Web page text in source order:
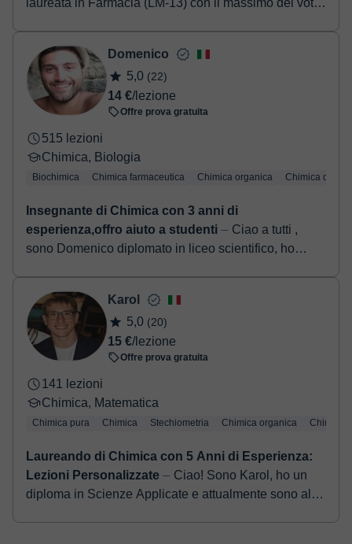
laureata in Farmacia (LM-13) con il massimo dei voti
Domenico
5,0 (22)
14 €/lezione
Offre prova gratuita
515 lezioni
Chimica, Biologia
Biochimica Chimica farmaceutica Chimica organica Chimica di
Insegnante di Chimica con 3 anni di
esperienza,offro aiuto a studenti ⏤ Ciao a tutti ,
sono Domenico diplomato in liceo scientifico, ho
Karol
5,0 (20)
15 €/lezione
Offre prova gratuita
141 lezioni
Chimica, Matematica
Chimica pura Chimica Stechiometria Chimica organica Chimica
Laureando di Chimica con 5 Anni di Esperienza:
Lezioni Personalizzate ⏤ Ciao! Sono Karol, ho un
diploma in Scienze Applicate e attualmente sono al